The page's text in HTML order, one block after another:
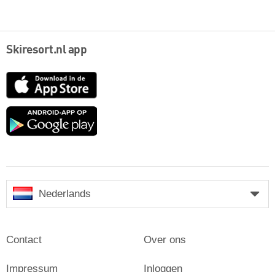
Skiresort.nl app
App
Google
Nederlands
Contact
Impressum
Over ons
Inloggen